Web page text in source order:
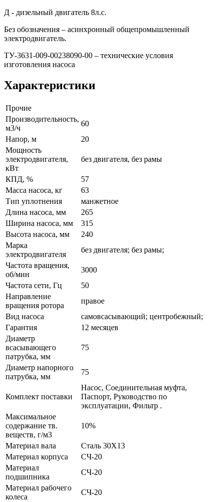
Д - дизельный двигатель 8л.с.
Без обозначения – асинхронный общепромышленный
электродвигатель.
ТУ-3631-009-00238090-00 – технические условия
изготовления насоса
Характеристики
Прочие
Производительность,
м3/ч
60
Напор, м
20
Мощность
электродвигателя,
кВт
без двигателя, без рамы
КПД, %
57
Масса насоса, кг
63
Тип уплотнения
манжетное
Длина насоса, мм
265
Ширина насоса, мм
315
Высота насоса, мм
240
Марка
электродвигателя
без двигателя; без рамы;
Частота вращения,
об/мин
3000
Частота сети, Гц
50
Направление
вращения ротора
правое
Вид насоса
самовсасывающий; центробежный;
Гарантия
12 месяцев
Диаметр
всасывающего
патрубка, мм
75
Диаметр напорного
патрубка, мм
75
Комплект поставки
Насос, Соединительная муфта,
Паспорт, Руководство по
эксплуатации, Фильтр .
Максимальное
содержание тв.
веществ, г/м3
10%
Материал вала
Сталь 30X13
Материал корпуса
СЧ-20
Материал
подшипника
СЧ-20
Материал рабочего
колеса
СЧ-20